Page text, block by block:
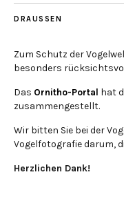
DRAUSSEN
Zum Schutz der
besonders
Das Ornitho-Portal hat
zusammengestellt.
Wir bitten Sie bei der
Vogelfotografie darum,
Herzlichen Dank!